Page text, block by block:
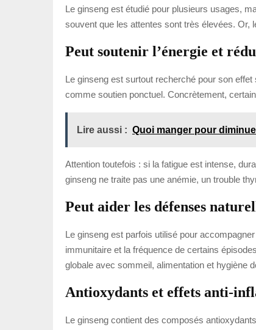
Le ginseng est étudié pour plusieurs usages,
souvent que les attentes sont très élevées. Or,
Peut soutenir l’énergie et
Le ginseng est surtout recherché pour son
comme soutien ponctuel. Concrètement,
Lire aussi : Quoi manger pour
Attention toutefois : si la fatigue est intense,
ginseng ne traite pas une anémie, un trouble
Peut aider les défenses
Le ginseng est parfois utilisé pour
immunitaire et la fréquence de certains
globale avec sommeil, alimentation et hygiène
Antioxydants et effets anti-
Le ginseng contient des composés